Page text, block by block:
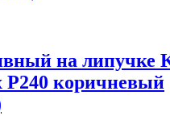
на липучке
P240 коричневый